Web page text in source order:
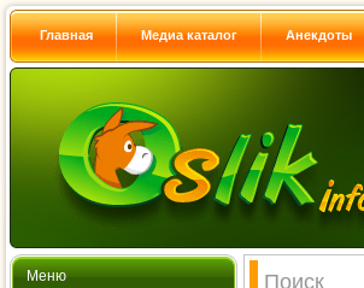
Главная Медиа каталог Анекдоты
Меню Поиск